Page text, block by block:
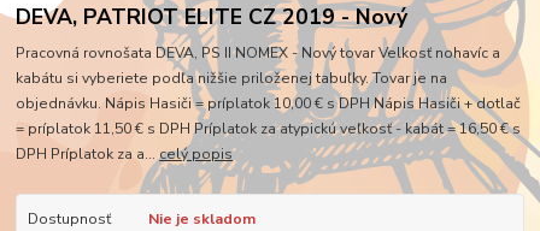
DEVA, PATRIOT ELITE CZ 2019 - Nový
Pracovná rovnošata DEVA, PS II NOMEX - Nový tovar Velkosť nohavíc a
kabátu si vyberiete podľa nižšie priloženej tabuľky. Tovar je na
objednávku. Nápis Hasiči = príplatok 10,00 € s DPH Nápis Hasiči + dotlač
= príplatok 11,50 € s DPH Príplatok za atypickú veľkosť - kabát = 16,50 € s
DPH Príplatok za a...celý popis
Dostupnosť
Nie je skladom